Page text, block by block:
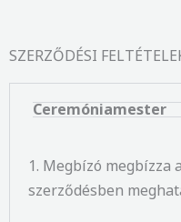
SZERZŐDÉSI
Ceremóniamester
1. Megbízó
szerződésben